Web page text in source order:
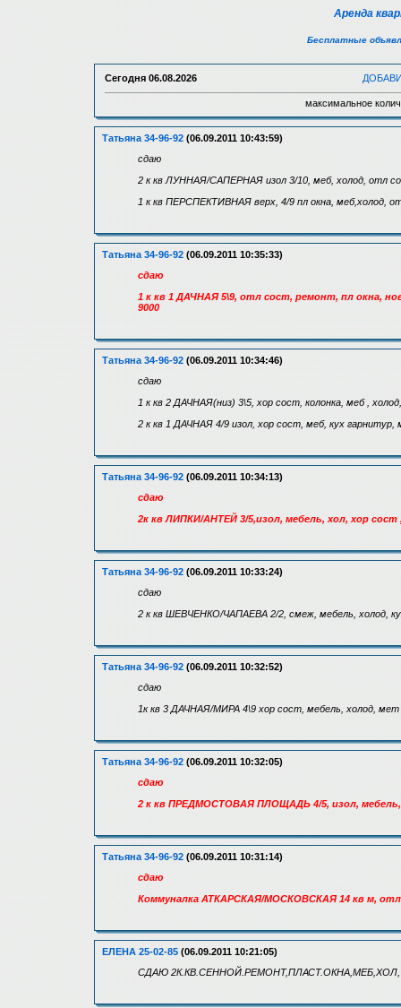
Аренда
Бесплатные
Сегодня 06.08.2026
максимальное
Татьяна 34-96-92 (06.09.2011 10:43:59)
сдаю
2 к кв ЛУННАЯ/САПЕРНАЯ изол 3/10, меб, холод, отл
1 к кв ПЕРСПЕКТИВНАЯ верх, 4/9 пл окна, меб,холод,
Татьяна 34-96-92 (06.09.2011 10:35:33)
сдаю
1 к кв 1 ДАЧНАЯ 5\9, отл сост, ремонт, пл окна,
9000
Татьяна 34-96-92 (06.09.2011 10:34:46)
сдаю
1 к кв 2 ДАЧНАЯ(низ) 3\5, хор сост, колонка, меб ,
2 к кв 1 ДАЧНАЯ 4/9 изол, хор сост, меб, кух
Татьяна 34-96-92 (06.09.2011 10:34:13)
сдаю
2к кв ЛИПКИ/АНТЕЙ 3/5,изол, мебель, хол, хор
Татьяна 34-96-92 (06.09.2011 10:33:24)
сдаю
2 к кв ШЕВЧЕНКО/ЧАПАЕВА 2/2, смеж, мебель, холод,
Татьяна 34-96-92 (06.09.2011 10:32:52)
сдаю
1к кв 3 ДАЧНАЯ/МИРА 4\9 хор сост, мебель, холод, мет
Татьяна 34-96-92 (06.09.2011 10:32:05)
сдаю
2 к кв ПРЕДМОСТОВАЯ ПЛОЩАДЬ 4/5, изол, мебель,
Татьяна 34-96-92 (06.09.2011 10:31:14)
сдаю
Коммуналка АТКАРСКАЯ/МОСКОВСКАЯ 14 кв м, отл
ЕЛЕНА 25-02-85 (06.09.2011 10:21:05)
СДАЮ